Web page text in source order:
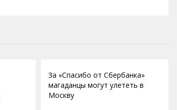
За «Спасибо от Сбербанка»
магаданцы могут улететь в
Москву